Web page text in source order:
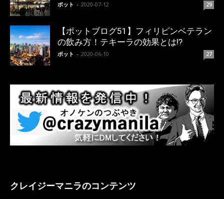
ポット - 2020-07-12 29
【ポットブログ51】フィリピンベテラン
の飲み方！テキーラの効果とは!?
ポット - 2020-06-10 27
クレイジーマニラのコンテンツ